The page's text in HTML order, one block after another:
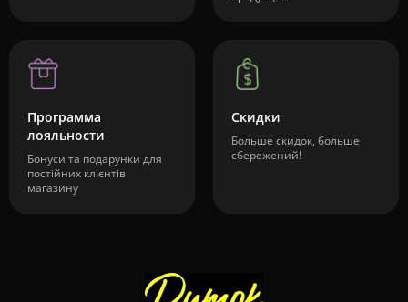
Программа
лояльности
Бонуси та подарунки для
постійних клієнтів
магазину
Скидки
Больше скидок, больше
сбережений!